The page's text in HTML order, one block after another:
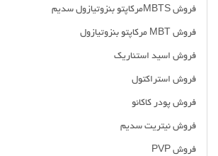
فروش MBTSمرکاپتو بنزوتیازول سدیم
فروش MBT مرکاپتو بنزوتیازول
فروش اسید استئاریک
فروش استراکتول
فروش پودر کاکائو
فروش نیتریت سدیم
فروش PVP